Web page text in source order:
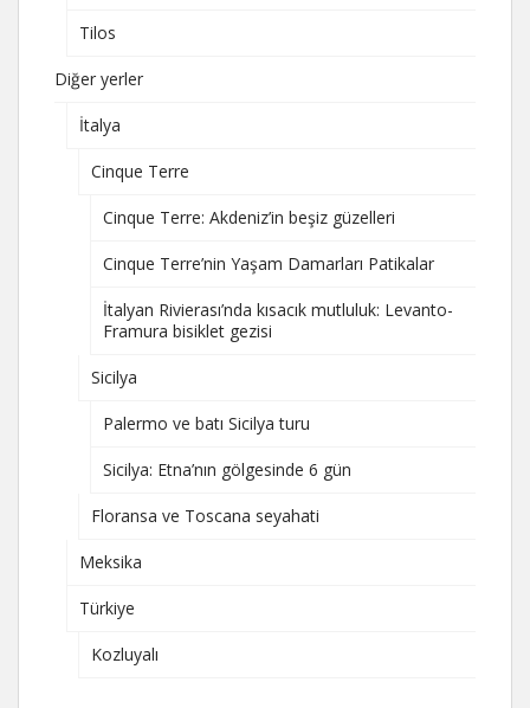
Tilos
Diğer yerler
İtalya
Cinque Terre
Cinque Terre: Akdeniz’in beşiz güzelleri
Cinque Terre’nin Yaşam Damarları Patikalar
İtalyan Rivierası’nda kısacık mutluluk: Levanto-
Framura bisiklet gezisi
Sicilya
Palermo ve batı Sicilya turu
Sicilya: Etna’nın gölgesinde 6 gün
Floransa ve Toscana seyahati
Meksika
Türkiye
Kozluyalı